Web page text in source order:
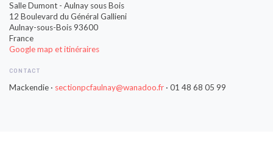
Salle Dumont - Aulnay sous Bois
12 Boulevard du Général Gallieni
Aulnay-sous-Bois 93600
France
Google map et itinéraires
CONTACT
Mackendie · sectionpcfaulnay@wanadoo.fr · 01 48 68 05 99